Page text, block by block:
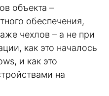
объекта –
обеспечения,
чехлов – а не при
как это началось
и как это
на